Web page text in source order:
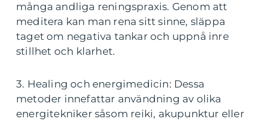
många andliga reningspraxis. Genom att
meditera kan man rena sitt sinne, släppa
taget om negativa tankar och uppnå inre
stillhet och klarhet.
3. Healing och energimedicin: Dessa
metoder innefattar användning av olika
energitekniker såsom reiki, akupunktur eller